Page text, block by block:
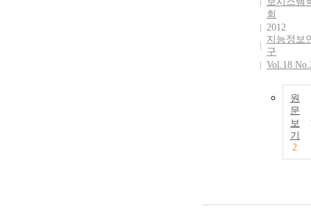
회
2012
지능정보
구
Vol.18
원
문
보
기
2